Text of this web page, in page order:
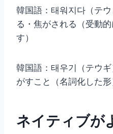
韓国語：태워지다（テ
る・焦がされる（受動
す）
韓国語：태우기（テウ
がすこと（名詞化した形
ネイティブが